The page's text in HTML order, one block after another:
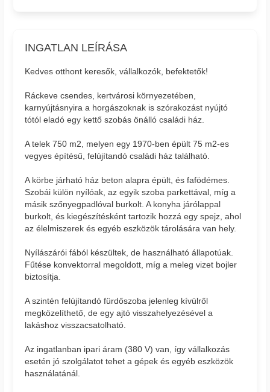
INGATLAN LEÍRÁSA
Kedves otthont keresők, vállalkozók, befektetők!
Ráckeve csendes, kertvárosi környezetében,
karnyújtásnyira a horgászoknak is szórakozást nyújtó
tótól eladó egy kettő szobás önálló családi ház.
A telek 750 m2, melyen egy 1970-ben épült 75 m2-es
vegyes építésű, felújítandó családi ház található.
A körbe járható ház beton alapra épült, és fafödémes.
Szobái külön nyílóak, az egyik szoba parkettával, míg a
másik szőnyegpadlóval burkolt. A konyha járólappal
burkolt, és kiegészítésként tartozik hozzá egy spejz, ahol
az élelmiszerek és egyéb eszközök tárolására van hely.
Nyílászárói fából készültek, de használható állapotúak.
Fűtése konvektorral megoldott, míg a meleg vizet bojler
biztosítja.
A szintén felújítandó fürdőszoba jelenleg kívülről
megközelíthető, de egy ajtó visszahelyezésével a
lakáshoz visszacsatolható.
Az ingatlanban ipari áram (380 V) van, így vállalkozás
esetén jó szolgálatot tehet a gépek és egyéb eszközök
használatánál.